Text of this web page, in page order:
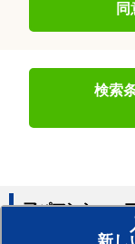
検索
アパマンショッ